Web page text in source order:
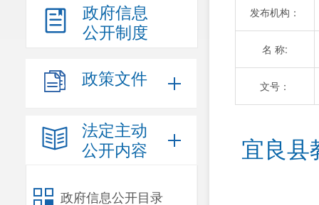
政府信息
公开制度
政策文件
法定主动
公开内容
政府信息公开目录
发布机构：
名 称:
文号：
宜良县